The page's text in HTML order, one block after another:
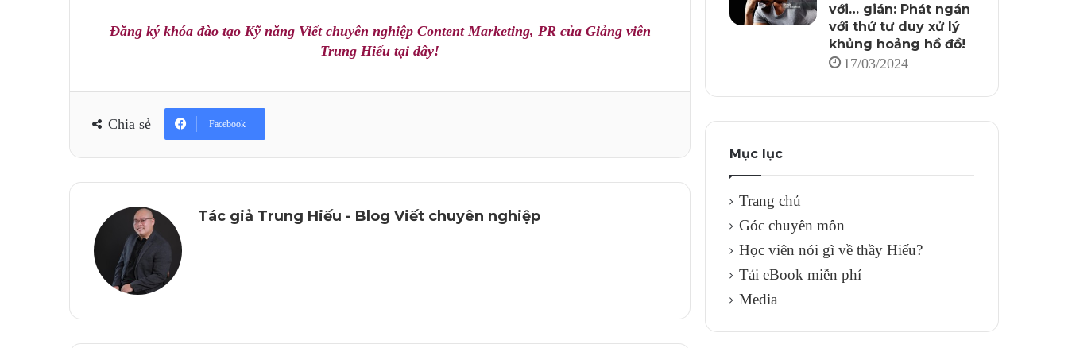
Đăng ký khóa đào tạo Kỹ năng Viết chuyên nghiệp Content Marketing, PR của Giảng viên
Trung Hiếu tại đây!
Chia sẻ Facebook
Tác giả Trung Hiếu - Blog Viết chuyên nghiệp
với… gián: Phát ngán
với thứ tư duy xử lý
khủng hoảng hồ đồ!
17/03/2024
Mục lục
Trang chủ
Góc chuyên môn
Học viên nói gì về thầy Hiếu?
Tải eBook miễn phí
Media